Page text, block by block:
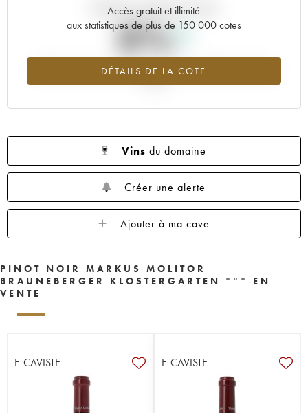
Accès gratuit et illimité
aux statistiques de plus de 150 000 cotes
DÉTAILS DE LA COTE
Tendance actuelle de la cote
0%
Tendance à la hausse du millésime 2016 en 2026 par rapport à
Vins du domaine
Créer une alerte
Ajouter à ma cave
PINOT NOIR MARKUS MOLITOR
BRAUNEBERGER KLOSTERGARTEN °°° EN
VENTE
E-CAVISTE E-CAVISTE